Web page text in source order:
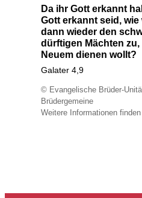
Da ihr Gott erkannt
Gott erkannt seid,
dann wieder den
dürftigen Mächten
Neuem dienen wollt?
Galater 4,9
© Evangelische Brüder-
Brüdergemeine
Weitere Informationen